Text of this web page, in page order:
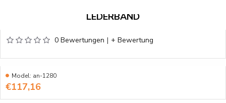
LEDERBAND
0 Bewertungen | + Bewertung
€117,16
Model: an-1280